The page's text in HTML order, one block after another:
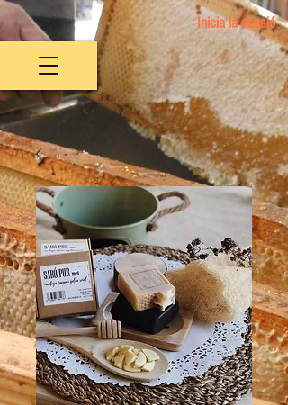
Inicia la sessió